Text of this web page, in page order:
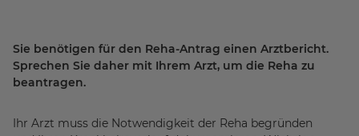
Sie benötigen für den Reha-Antrag einen Arztbericht.
Sprechen Sie daher mit Ihrem Arzt, um die Reha zu
beantragen.
Ihr Arzt muss die Notwendigkeit der Reha begründen